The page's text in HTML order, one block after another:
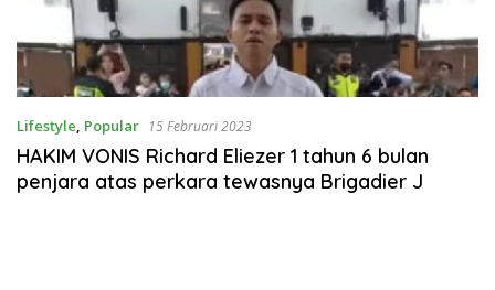
Lifestyle, Popular 15 Februari 2023
HAKIM VONIS Richard Eliezer 1 tahun 6 bulan
penjara atas perkara tewasnya Brigadier J